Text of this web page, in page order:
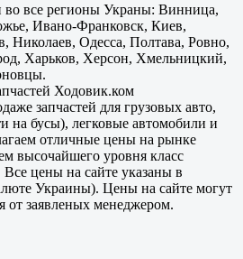
во все регионы Украны: Винница,
Ивано-Франковск, Киев,
Николаев, Одесса, Полтава, Ровно,
Харьков, Херсон, Хмельницкий,
Ходовик.ком
запчастей для грузовых авто,
на бусы), легковые автомобили и
отличные цены на рынке
высочайшего уровня класс
цены на сайте указаны в
Украины). Цены на сайте могут
от заявленых менеджером.